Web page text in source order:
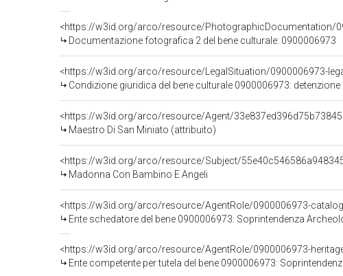
<https://w3id.org/arco/resource/PhotographicDocumentation/
Documentazione fotografica 2 del bene culturale: 0900006973
<https://w3id.org/arco/resource/LegalSituation/0900006973-
Condizione giuridica del bene culturale 0900006973:
<https://w3id.org/arco/resource/Agent/
Maestro Di San Miniato (attribuito)
<https://w3id.org/arco/resource/Subject/
Madonna Con Bambino E Angeli
<https://w3id.org/arco/resource/AgentRole/0900006973-
Ente schedatore del bene 0900006973: Soprintendenza
<https://w3id.org/arco/resource/AgentRole/0900006973-
Ente competente per tutela del bene 0900006973: